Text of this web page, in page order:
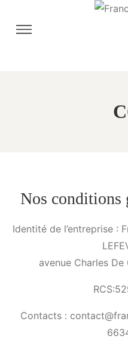
Nos conditions
Identité de l’entreprise :
avenue Charles
Contacts :